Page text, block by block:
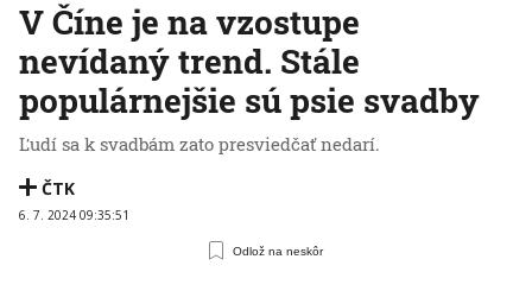
V Číne je na vzostupe
nevídaný trend. Stále
populárnejšie sú psie svadby
Ľudí sa k svadbám zato presviedčať nedarí.
ČTK
6. 7. 2024 09:35:51
Odlož na neskôr